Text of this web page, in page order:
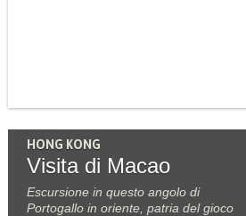
HONG KONG
Visita di Macao
Escursione in questo angolo di
Portogallo in oriente, patria del gioco